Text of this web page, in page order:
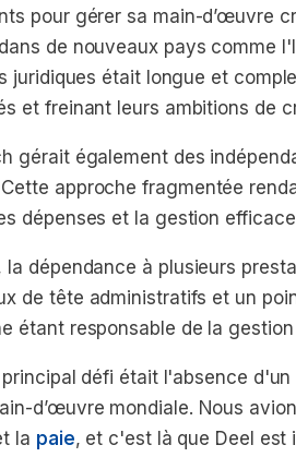
pour gérer sa main-d’œuvre
de nouveaux pays comme
juridiques était longue et
et freinant leurs ambitions de
gérait également des
approche fragmentée
dépenses et la gestion
la dépendance à plusieurs
de tête administratifs et un
étant responsable de la
défi était l'absence
d’œuvre mondiale. Nous
la paie, et c'est là que Deel est